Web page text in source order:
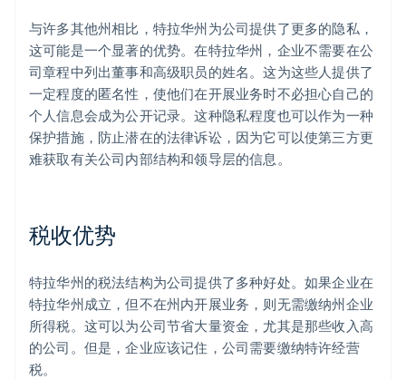
与许多其他州相比，特拉华州为公司提供了更多的隐私，
这可能是一个显著的优势。在特拉华州，企业不需要在公
司章程中列出董事和高级职员的姓名。这为这些人提供了
一定程度的匿名性，使他们在开展业务时不必担心自己的
个人信息会成为公开记录。这种隐私程度也可以作为一种
保护措施，防止潜在的法律诉讼，因为它可以使第三方更
难获取有关公司内部结构和领导层的信息。
税收优势
特拉华州的税法结构为公司提供了多种好处。如果企业在
特拉华州成立，但不在州内开展业务，则无需缴纳州企业
所得税。这可以为公司节省大量资金，尤其是那些收入高
的公司。但是，企业应该记住，公司需要缴纳特许经营
税。